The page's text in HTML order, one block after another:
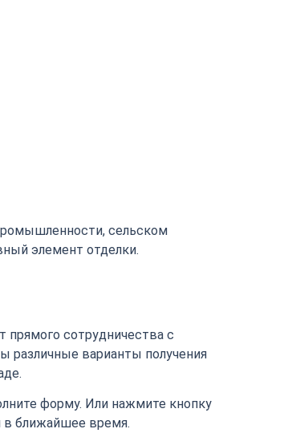
сельском
элемент отделки.
прямого сотрудничества с
варианты получения
форму. Или нажмите кнопку
в ближайшее время.